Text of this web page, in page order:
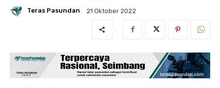
Teras Pasundan 21 Oktober 2022